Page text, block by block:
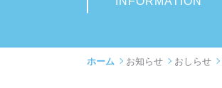
ホーム お知らせ おしらせ